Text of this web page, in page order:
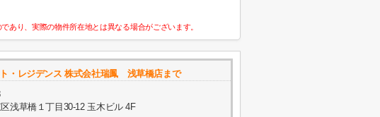
あり、実際の物件所在地とは異なる場合がございます。
ト・レジデンス 株式会社瑞鳳 浅草橋店まで
浅草橋１丁目30-12 玉木ビル 4F